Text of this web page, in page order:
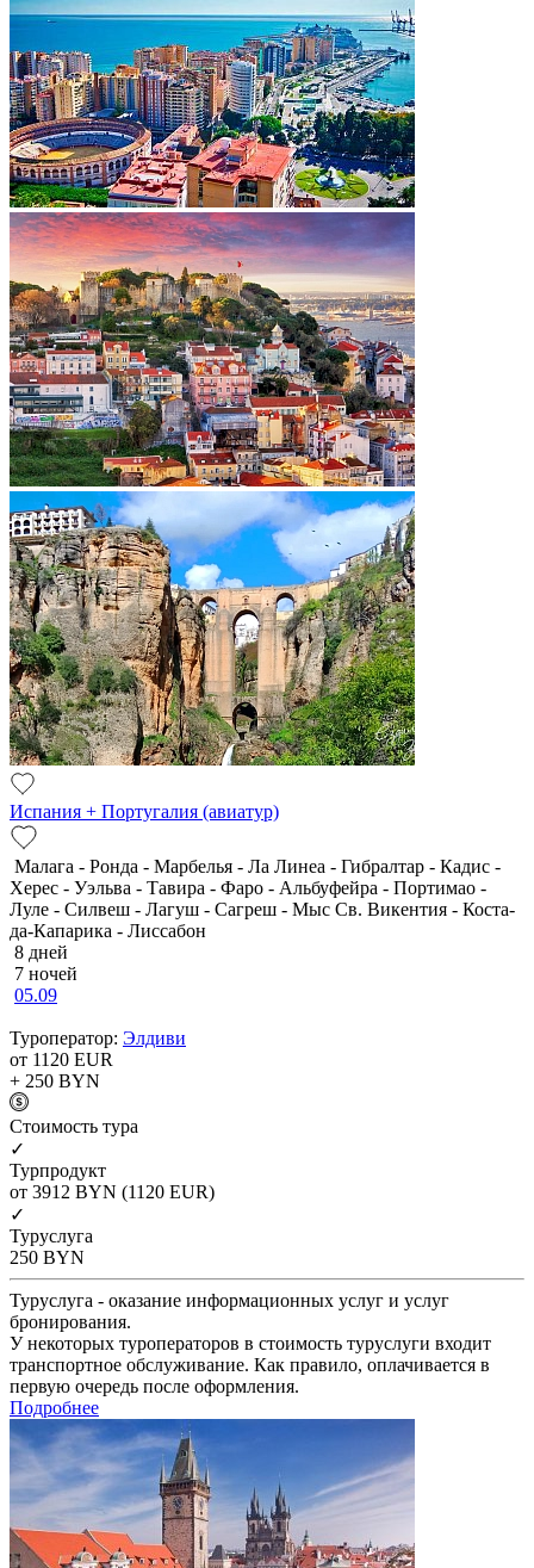
Испания + Португалия (авиатур)
Малага - Ронда - Марбелья - Ла Линеа - Гибралтар - Кадис -
Херес - Уэльва - Тавира - Фаро - Альбуфейра - Портимао -
Луле - Силвеш - Лагуш - Сагреш - Мыс Св. Викентия - Коста-
да-Капарика - Лиссабон
8 дней
7 ночей
05.09
Туроператор: Элдиви
от 1120 EUR
+ 250 BYN
Cтоимость тура
✓
Турпродукт
от 3912 BYN (1120 EUR)
✓
Туруслуга
250 BYN
Туруслуга - оказание информационных услуг и услуг
бронирования.
У некоторых туроператоров в стоимость туруслуги входит
транспортное обслуживание. Как правило, оплачивается в
первую очередь после оформления.
Подробнее